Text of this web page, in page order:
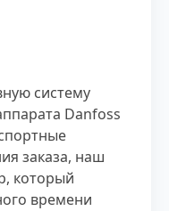
систему
Danfoss
заказа, наш
который
времени